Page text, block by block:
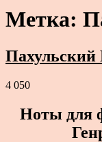
Метка:
Пахульский
4 050
Ноты для